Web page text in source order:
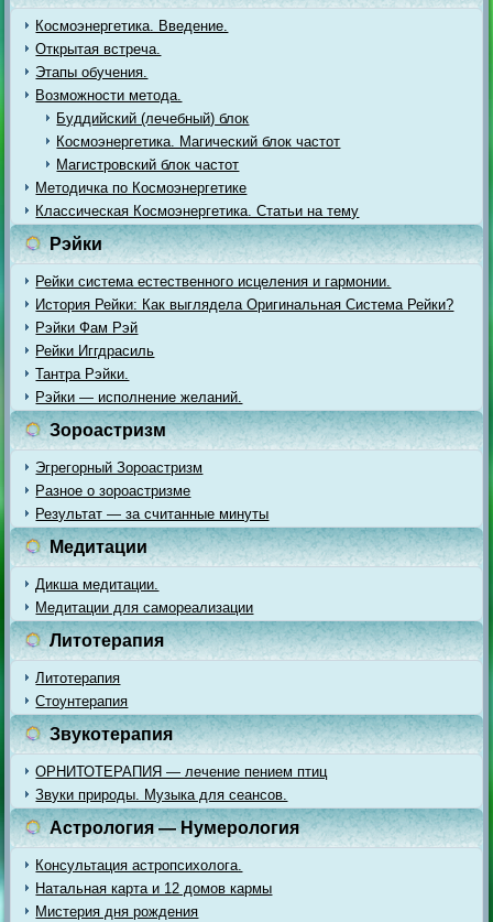
Космоэнергетика. Введение.
Открытая встреча.
Этапы обучения.
Возможности метода.
Буддийский (лечебный) блок
Космоэнергетика. Магический блок частот
Магистровский блок частот
Методичка по Космоэнергетике
Классическая Космоэнергетика. Статьи на тему
Рэйки
Рейки система естественного исцеления и гармонии.
История Рейки: Как выглядела Оригинальная Система Рейки?
Рэйки Фам Рэй
Рейки Иггдрасиль
Тантра Рэйки.
Рэйки — исполнение желаний.
Зороастризм
Эгрегорный Зороастризм
Разное о зороастризме
Результат — за считанные минуты
Медитации
Дикша медитации.
Медитации для самореализации
Литотерапия
Литотерапия
Стоунтерапия
Звукотерапия
ОРНИТОТЕРАПИЯ — лечение пением птиц
Звуки природы. Музыка для сеансов.
Астрология — Нумерология
Консультация астропсихолога.
Натальная карта и 12 домов кармы
Мистерия дня рождения